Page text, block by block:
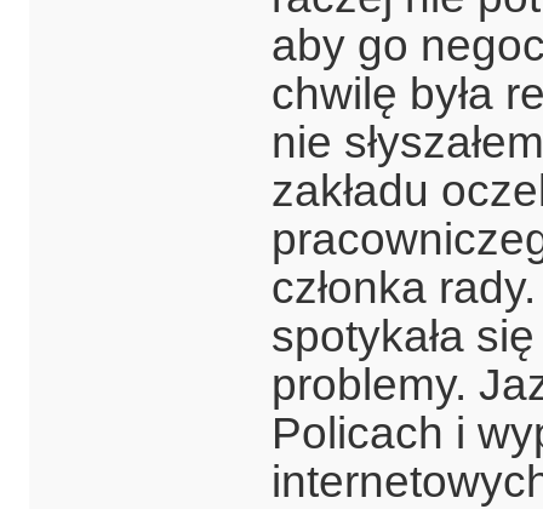
aby go
chwilę była
nie
zakładu
członka
spotykała
problemy.
Policach i